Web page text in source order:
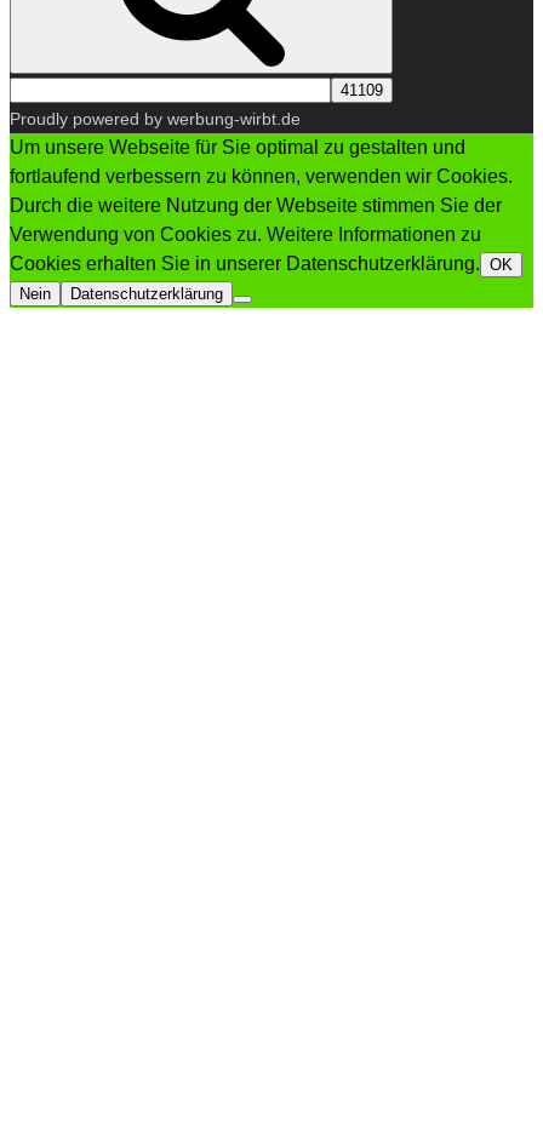
Proudly powered by werbung-wirbt.de
Um unsere Webseite für Sie optimal zu gestalten und
fortlaufend verbessern zu können, verwenden wir Cookies.
Durch die weitere Nutzung der Webseite stimmen Sie der
Verwendung von Cookies zu. Weitere Informationen zu
Cookies erhalten Sie in unserer Datenschutzerklärung. OK
Nein
Datenschutzerklärung